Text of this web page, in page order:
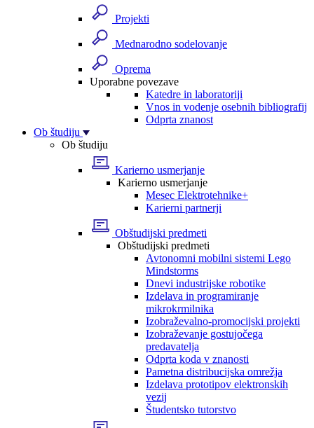
Projekti
Mednarodno sodelovanje
Oprema
Uporabne povezave
Katedre in laboratoriji
Vnos in vodenje osebnih bibliografij
Odprta znanost
Ob študiju
Ob študiju
Karierno usmerjanje
Karierno usmerjanje
Mesec Elektrotehnike+
Karierni partnerji
Obštudijski predmeti
Obštudijski predmeti
Avtonomni mobilni sistemi Lego
Mindstorms
Dnevi industrijske robotike
Izdelava in programiranje
mikrokrmilnika
Izobraževalno-promocijski projekti
Izobraževanje gostujočega
predavatelja
Odprta koda v znanosti
Pametna distribucijska omrežja
Izdelava prototipov elektronskih
vezij
Študentsko tutorstvo